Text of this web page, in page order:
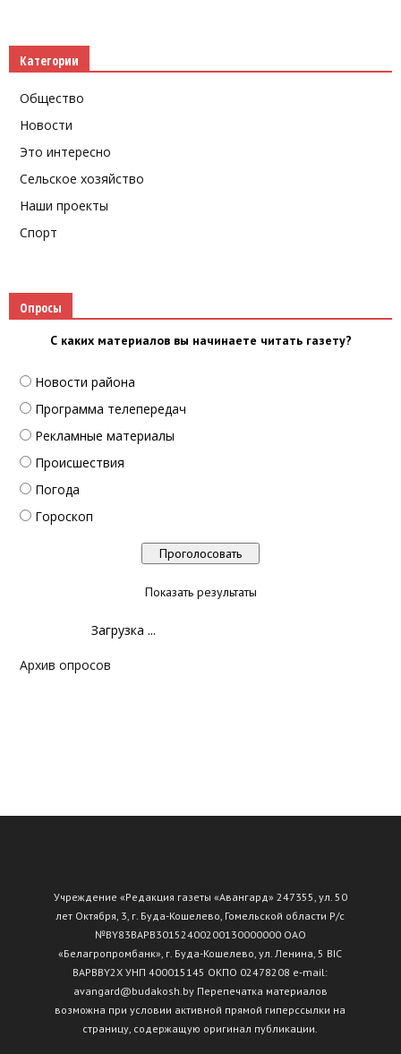
Категории
Общество
Новости
Это интересно
Сельское хозяйство
Наши проекты
Спорт
Опросы
С каких материалов вы начинаете читать газету?
Новости района
Программа телепередач
Рекламные материалы
Происшествия
Погода
Гороскоп
Показать результаты
Загрузка ...
Архив опросов
Учреждение «Редакция газеты «Авангард» 247355, ул. 50
лет Октября, 3, г. Буда-Кошелево, Гомельской области Р/с
№ВY83ВАРВ30152400200130000000 ОАО
«Белагропромбанк», г. Буда-Кошелево, ул. Ленина, 5 BIC
BAPBBY2X УНП 400015145 ОКПО 02478208 e-mail:
avangard@budakosh.by Перепечатка материалов
возможна при условии активной прямой гиперссылки на
страницу, содержащую оригинал публикации.